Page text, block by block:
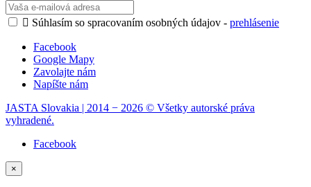
 Súhlasím so spracovaním osobných údajov - prehlásenie
Facebook
Google Mapy
Zavolajte nám
Napíšte nám
JASTA Slovakia | 2014 − 2026 © Všetky autorské práva
vyhradené.
Facebook
×